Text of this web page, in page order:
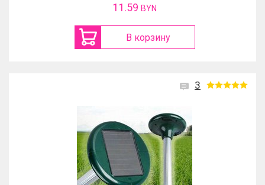
11.59 BYN
В корзину
3